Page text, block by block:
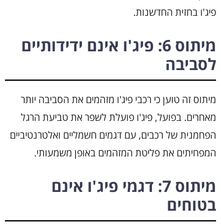
פיג'ו בחזית החדשנות.
מיתוס 6: פיג'ו אינם ידידותיים
לסביבה
מיתוס זה טוען כי רכבי פיג'ו מזהמים את הסביבה יותר
מאחרים. בפועל, פיג'ו פועלת לשפר את טביעת הרגל
הפחמנית של רכבים, עם דגמים חשמליים ואלטרנטיביים
המפחיתים את פליטת המזהמים באופן משמעותי.
מיתוס 7: דגמי פיג'ו אינם
בטוחים